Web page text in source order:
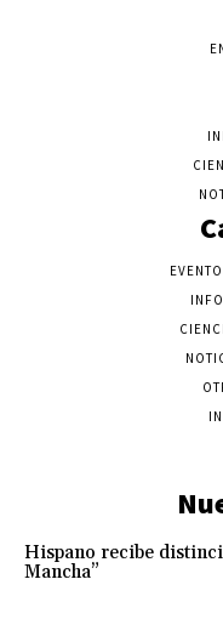
Hispano recibe
Mancha”